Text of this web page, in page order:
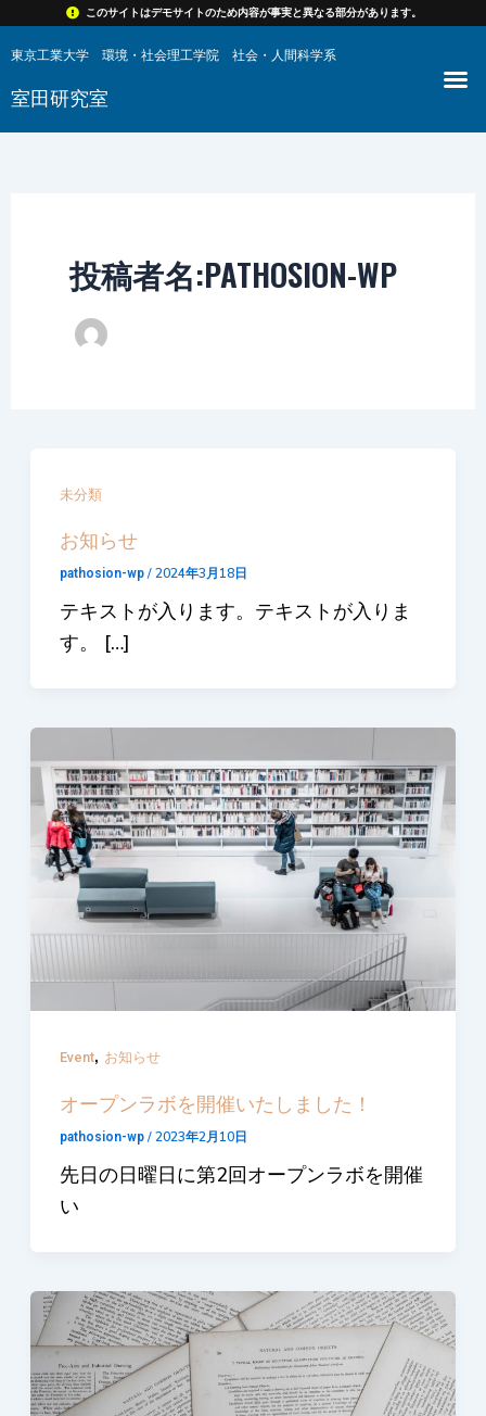
容
ス
このサイトはデモサイトのため内容が事実と異なる部分があります。​
東京工業大学 環境・社会理工学院 社会・人間科学系
室田研究室
メ
ュ
投稿者名:PATHOSION-WP
未分類
お知らせ
pathosion-wp /2024年3月18日
テキストが入ります。テキストが入りま
す。 […]
Event, お知らせ
オープンラボを開催いたしました！
pathosion-wp /2023年2月10日
先日の日曜日に第2回オープンラボを開催
い